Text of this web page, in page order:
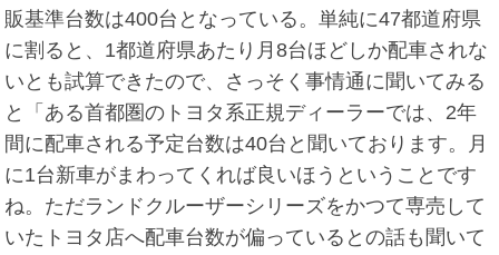
販基準台数は400台となっている。単純に47都道府県
に割ると、1都道府県あたり月8台ほどしか配車されな
いとも試算できたので、さっそく事情通に聞いてみる
と「ある首都圏のトヨタ系正規ディーラーでは、2年
間に配車される予定台数は40台と聞いております。月
に1台新車がまわってくれば良いほうということです
ね。ただランドクルーザーシリーズをかつて専売して
いたトヨタ店へ配車台数が偏っているとの話も聞いて